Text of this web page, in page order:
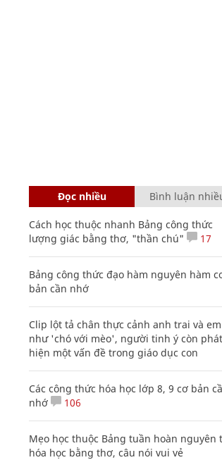
Đọc nhiều Bình luận
Cách học thuộc nhanh Bảng công thức
lượng giác bằng thơ, "thần chú"
17
Bảng công thức đạo hàm nguyên hàm
bản cần nhớ
Clip lột tả chân thực cảnh anh trai và
như 'chó với mèo', người tinh ý còn phát
hiện một vấn đề trong giáo dục con
Các công thức hóa học lớp 8, 9 cơ bản
nhớ
106
Mẹo học thuộc Bảng tuần hoàn nguyên
hóa học bằng thơ, câu nói vui vẻ